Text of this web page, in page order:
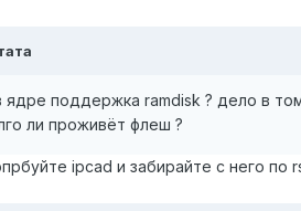
ядре поддержка ramdisk ? дело в
ли проживёт флеш ?
ipcad и забирайте с него по